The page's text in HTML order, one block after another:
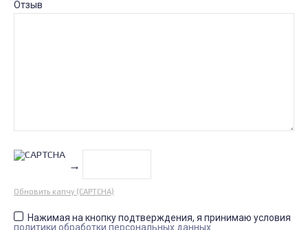
Отзыв
→
Обновить капчу (CAPTCHA)
Нажимая на кнопку подтверждения, я принимаю условия
политики обработки персональных данных